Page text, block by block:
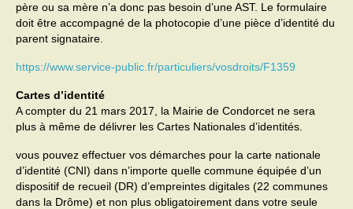
Cimetière
LE BRULAGE DES VEGETAUX
DECHETS VERTS
père ou sa mère n’a donc pas besoin d’une AST. Le formulaire
doit être accompagné de la photocopie d’une pièce d’identité du
parent signataire.
https://www.service-public.fr/particuliers/vosdroits/F1359
Cartes d’identité
A compter du 21 mars 2017, la Mairie de Condorcet ne sera
plus à même de délivrer les Cartes Nationales d’identités.
vous pouvez effectuer vos démarches pour la carte nationale
d’identité (CNI) dans n’importe quelle commune équipée d’un
dispositif de recueil (DR) d’empreintes digitales (22 communes
dans la Drôme) et non plus obligatoirement dans votre seule